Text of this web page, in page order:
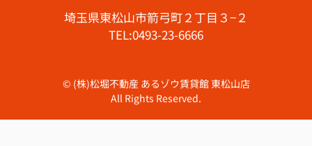
埼玉県東松山市箭弓町２丁目３−２
TEL:0493-23-6666
© (株)松堀不動産 あるゾウ賃貸館 東松山店
All Rights Reserved.